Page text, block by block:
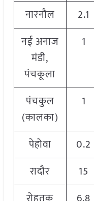
नारनौल
2.1
नई अनाज
मंडी,
पंचकूला
1
पंचकुल
(कालका)
1
पेहोवा 0.2
रादौर
15